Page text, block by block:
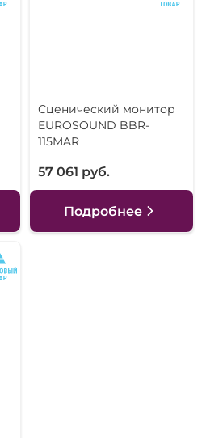
Сценический монитор
EUROSOUND BBR-
115MAR
57 061 руб.
Подробнее